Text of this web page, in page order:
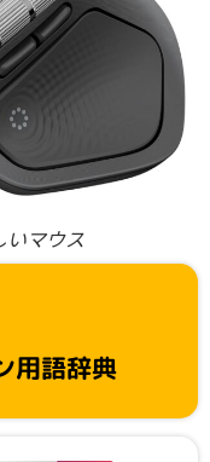
いマウス
用語辞典